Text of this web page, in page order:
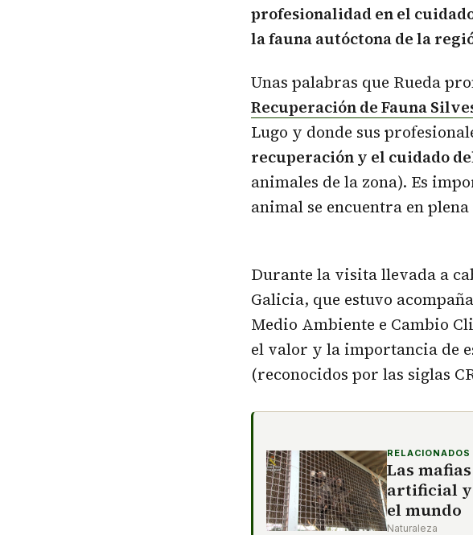
profesionalidad en el
la fauna autóctona de la
Unas palabras que Rueda
Recuperación de Fauna
Lugo y donde sus
recuperación y el cuidado
animales de la zona). Es
animal se encuentra en
Durante la visita llevada a
Galicia, que estuvo
Medio Ambiente e Cambio
el valor y la importancia de
(reconocidos por las siglas
RELACIONADOS
Las
artificial y
el mundo
Naturaleza